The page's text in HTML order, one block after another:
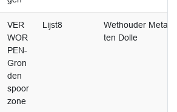
VER
WOR
PEN-
Gron
den
spoor
zone
Lijst8
Wethouder Metaal-
ten Dolle